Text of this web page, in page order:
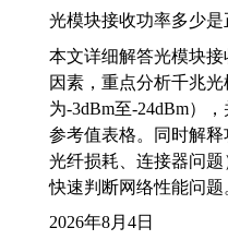
光模块接收功率多少是
本文详细解答光模块
因素，重点分析千兆
为-3dBm至-24dBm）
参考值表格。同时解
光纤损耗、连接器问
快速判断网络性能问题
2026年8月4日